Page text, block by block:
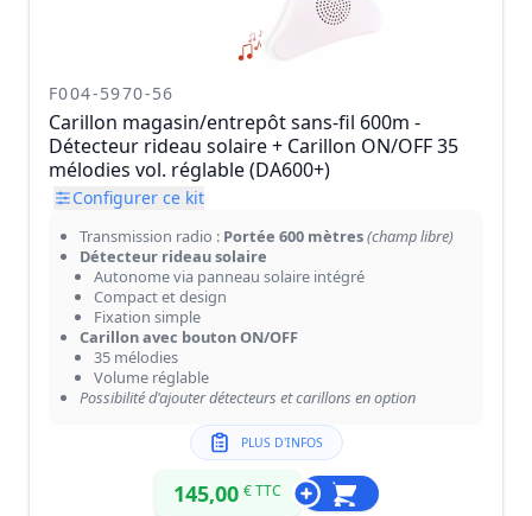
F004-5970-56
Carillon magasin/entrepôt sans-fil 600m -
Détecteur rideau solaire + Carillon ON/OFF 35
mélodies vol. réglable (DA600+)
Configurer ce kit
Transmission radio : Portée 600 mètres(champ libre)
Détecteur rideau solaire
Autonome via panneau solaire intégré
Compact et design
Fixation simple
Carillon avec bouton ON/OFF
35 mélodies
Volume réglable
Possibilité d'ajouter détecteurs et carillons en option
PLUS D'INFOS
145,00 € TTC